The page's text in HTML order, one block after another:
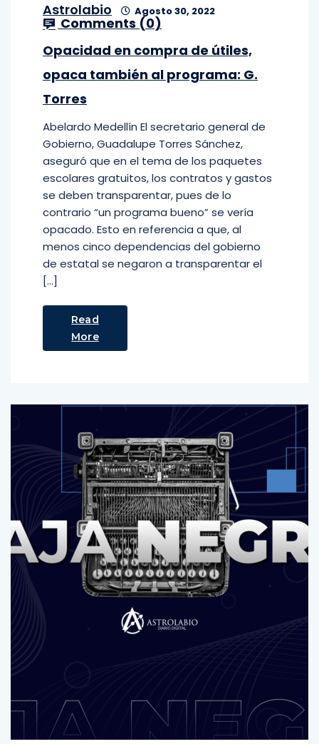
Astrolabio Agosto 30, 2022
Comments (0)
Opacidad en compra de útiles,
opaca también al programa: G.
Torres
Abelardo Medellín El secretario general de
Gobierno, Guadalupe Torres Sánchez,
aseguró que en el tema de los paquetes
escolares gratuitos, los contratos y gastos
se deben transparentar, pues de lo
contrario “un programa bueno” se vería
opacado. Esto en referencia a que, al
menos cinco dependencias del gobierno
de estatal se negaron a transparentar el
[…]
Read
More